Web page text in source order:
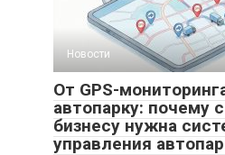
Новости
От GPS-
автопарку: почему
бизнесу нужна
управления